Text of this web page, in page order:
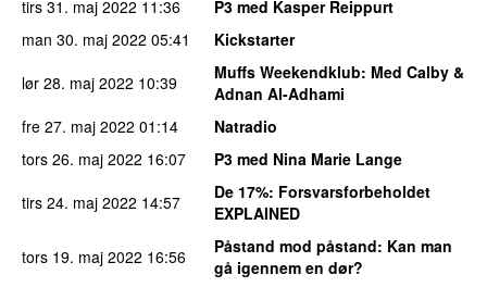
tirs 31. maj 2022 11:36
P3 med Kasper Reippurt
man 30. maj 2022 05:41
Kickstarter
lør 28. maj 2022 10:39 Muffs Weekendklub: Med Calby &
Adnan Al-Adhami
fre 27. maj 2022 01:14
Natradio
tors 26. maj 2022 16:07
P3 med Nina Marie Lange
tirs 24. maj 2022 14:57 De 17%: Forsvarsforbeholdet
EXPLAINED
tors 19. maj 2022 16:56 Påstand mod påstand: Kan man
gå igennem en dør?